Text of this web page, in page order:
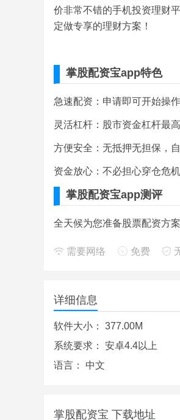
价非常不错的手机投资理财
定做专享的理财方案！
掌股配资宝app特色
急速配资：申请即可开始操作
灵活杠杆：股市资金杠杆最
方便安全：无抵押无担保，
资金放心：不必担心穿仓危
掌股配资宝app测评
全天候为您准备股票配资方
需要网络 免费
详细信息
软件大小： 377.00M
系统要求： 安卓4.4以上
语言： 中文
掌股配资宝 下载地址